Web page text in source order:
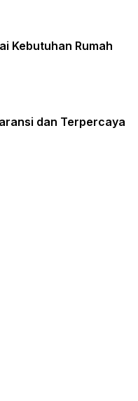
Kebutuhan Rumah
dan Terpercaya